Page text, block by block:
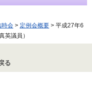
時会 > 定例会概要 > 平成27年6
英議員）
る